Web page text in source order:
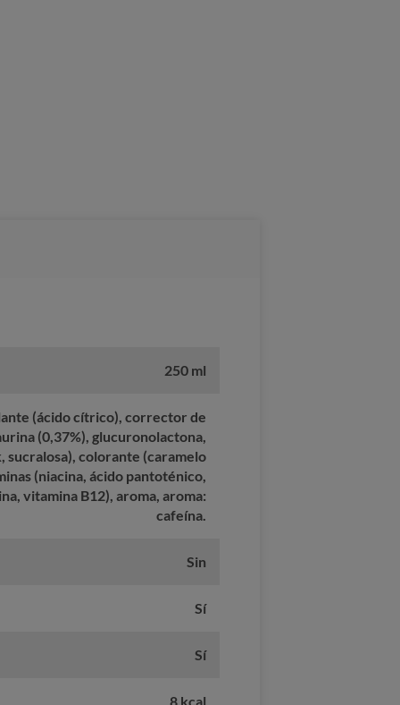
250 ml
(ácido cítrico), corrector de
(0,37%), glucuronolactona,
sucralosa), colorante (caramelo
(niacina, ácido pantoténico,
vitamina B12), aroma, aroma:
cafeína.
Sin
Sí
Sí
8 kcal